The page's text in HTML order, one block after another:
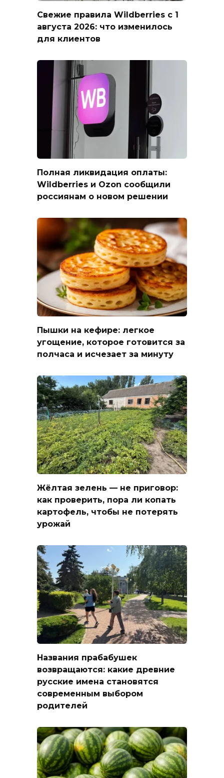
Свежие правила Wildberries с 1
августа 2026: что изменилось
для клиентов
Полная ликвидация оплаты:
Wildberries и Ozon сообщили
россиянам о новом решении
Пышки на кефире: легкое
угощение, которое готовится за
полчаса и исчезает за минуту
Жёлтая зелень — не приговор:
как проверить, пора ли копать
картофель, чтобы не потерять
урожай
Названия прабабушек
возвращаются: какие древние
русские имена становятся
современным выбором
родителей